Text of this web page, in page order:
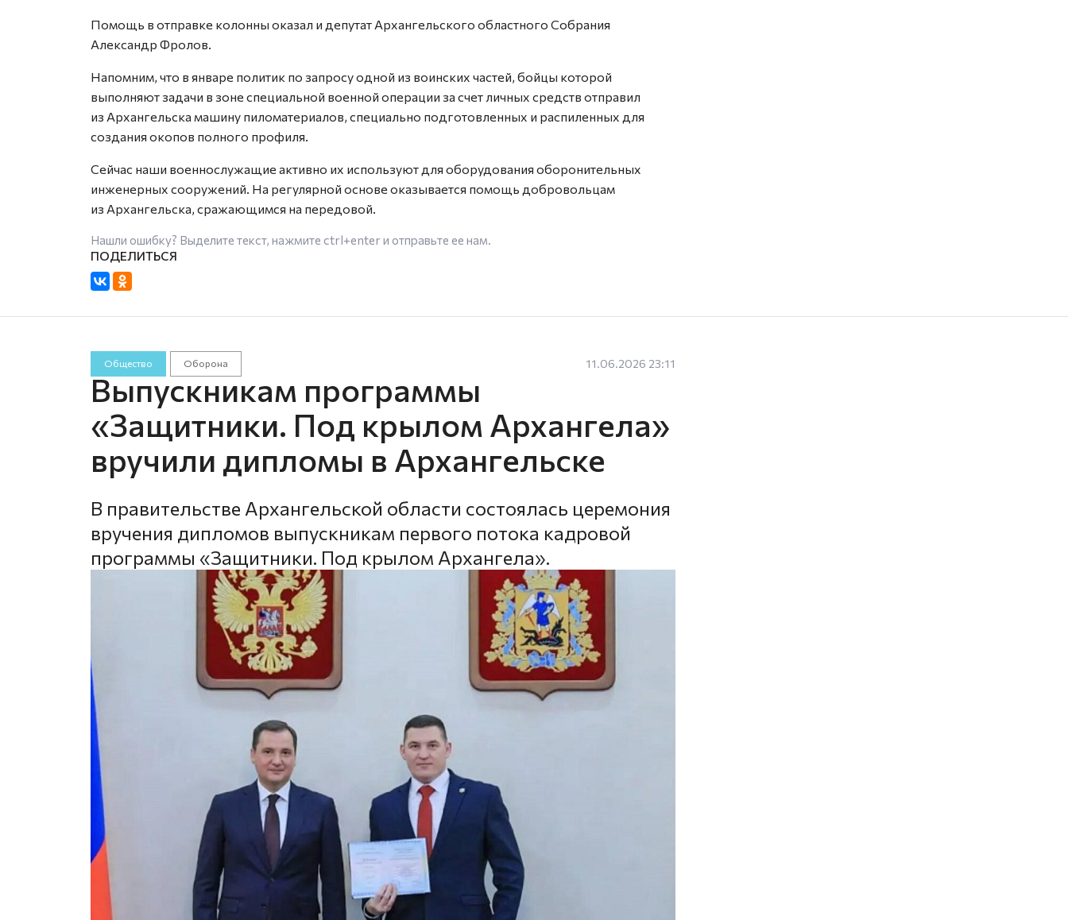
Помощь в отправке колонны оказал и депутат Архангельского областного Собрания
Александр Фролов.
Напомним, что в январе политик по запросу одной из воинских частей, бойцы которой
выполняют задачи в зоне специальной военной операции за счет личных средств отправил
из Архангельска машину пиломатериалов, специально подготовленных и распиленных для
создания окопов полного профиля.
Сейчас наши военнослужащие активно их используют для оборудования оборонительных
инженерных сооружений. На регулярной основе оказывается помощь добровольцам
из Архангельска, сражающимся на передовой.
Нашли ошибку? Выделите текст, нажмите ctrl+enterи отправьте ее нам.
Общество Оборона 11.06.2026 23:11
Выпускникам программы
«Защитники. Под крылом Архангела»
вручили дипломы в Архангельске
В правительстве Архангельской области состоялась церемония
вручения дипломов выпускникам первого потока кадровой
программы «Защитники. Под крылом Архангела».